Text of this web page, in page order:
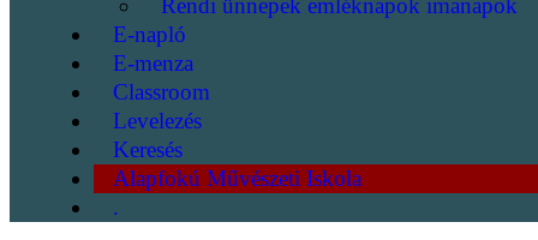
Rendi ünnepek emléknapok imanapok
E-napló
E-menza
Classroom
Levelezés
Keresés
Alapfokú Művészeti Iskola
.